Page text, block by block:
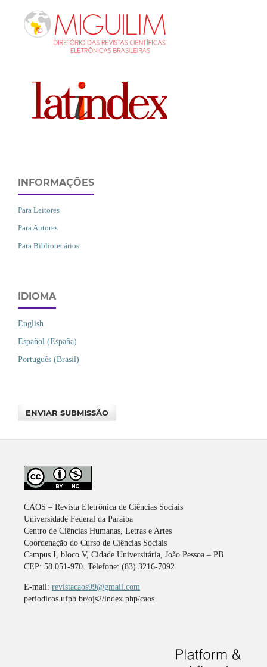
INFORMAÇÕES
Para Leitores
Para Autores
Para Bibliotecários
IDIOMA
English
Español (España)
Português (Brasil)
ENVIAR SUBMISSÃO
CAOS – Revista Eletrônica de Ciências Sociais
Universidade Federal da Paraíba
Centro de Ciências Humanas, Letras e Artes
Coordenação do Curso de Ciências Sociais
Campus I, bloco V, Cidade Universitária, João Pessoa – PB
CEP: 58.051-970. Telefone: (83) 3216-7092.
E-mail: revistacaos99@gmail.com
periodicos.ufpb.br/ojs2/index.php/caos